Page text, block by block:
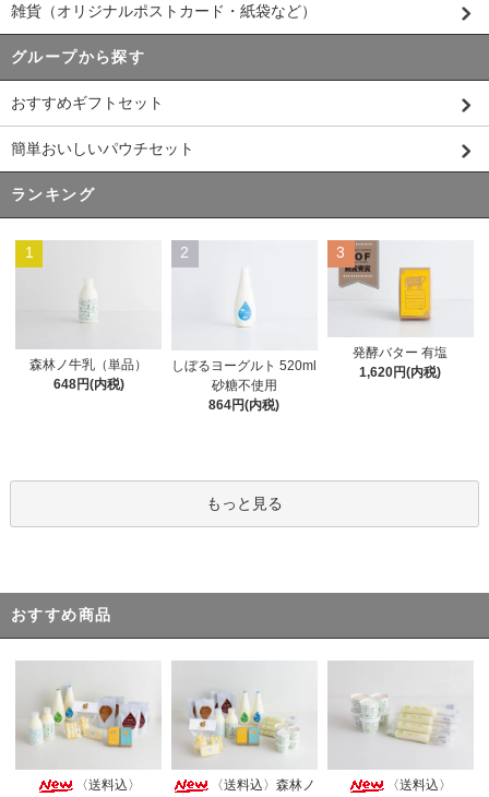
雑貨（オリジナルポストカード・紙袋など）
グループから探す
おすすめギフトセット
簡単おいしいパウチセット
ランキング
1
森林ノ牛乳（単品）
648円(内税)
2
しぼるヨーグルト 520ml
砂糖不使用
864円(内税)
3
発酵バター 有塩
1,620円(内税)
もっと見る
おすすめ商品
〈送料込〉
〈送料込〉森林ノ
〈送料込〉